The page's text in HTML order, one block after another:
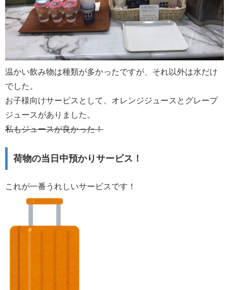
温かい飲み物は種類が多かったですが、それ以外は水だけ
でした。
お子様向けサービスとして、オレンジジュースとグレープ
ジュースがありました。
私もジュースが良かった！
荷物の当日中預かりサービス！
これが一番うれしいサービスです！